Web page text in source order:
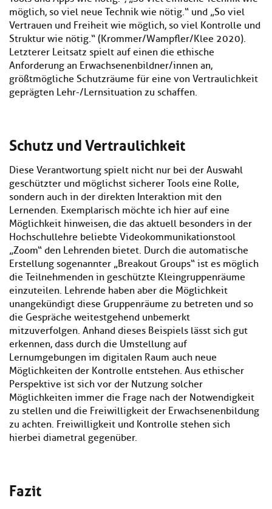
möglich, so viel neue Technik wie nötig.“ und „So viel
Vertrauen und Freiheit wie möglich, so viel Kontrolle und
Struktur wie nötig.“ (Krommer/Wampfler/Klee 2020).
Letzterer Leitsatz spielt auf einen die ethische
Anforderung an Erwachsenenbildner/innen an,
größtmögliche Schutzräume für eine von Vertraulichkeit
geprägten Lehr-/Lernsituation zu schaffen.
Schutz und Vertraulichkeit
Diese Verantwortung spielt nicht nur bei der Auswahl
geschützter und möglichst sicherer Tools eine Rolle,
sondern auch in der direkten Interaktion mit den
Lernenden. Exemplarisch möchte ich hier auf eine
Möglichkeit hinweisen, die das aktuell besonders in der
Hochschullehre beliebte Videokommunikationstool
„Zoom“ den Lehrenden bietet. Durch die automatische
Erstellung sogenannter „Breakout Groups“ ist es möglich
die Teilnehmenden in geschützte Kleingruppenräume
einzuteilen. Lehrende haben aber die Möglichkeit
unangekündigt diese Gruppenräume zu betreten und so
die Gespräche weitestgehend unbemerkt
mitzuverfolgen. Anhand dieses Beispiels lässt sich gut
erkennen, dass durch die Umstellung auf
Lernumgebungen im digitalen Raum auch neue
Möglichkeiten der Kontrolle entstehen. Aus ethischer
Perspektive ist sich vor der Nutzung solcher
Möglichkeiten immer die Frage nach der Notwendigkeit
zu stellen und die Freiwilligkeit der Erwachsenenbildung
zu achten. Freiwilligkeit und Kontrolle stehen sich
hierbei diametral gegenüber.
Fazit